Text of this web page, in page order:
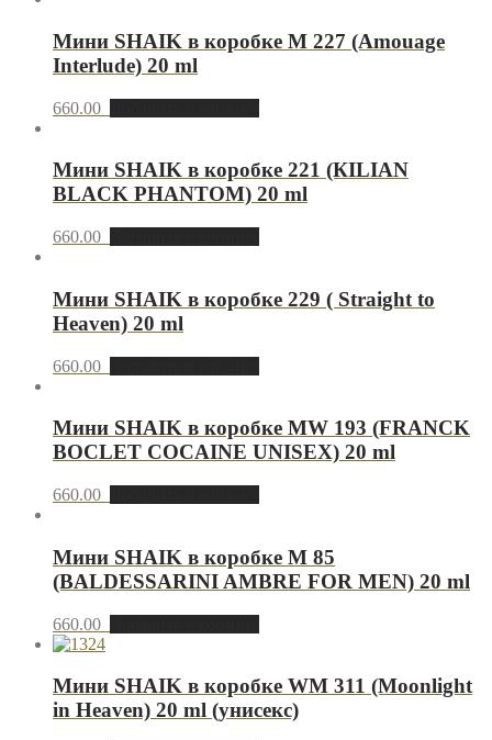
Мини SHAIK в коробке M 227 (Amouage
Interlude) 20 ml
660.00
Мини SHAIK в коробке 221 (КILIAN
BLACK PHANTOM) 20 ml
660.00
Мини SHAIK в коробке 229 ( Straight to
Heaven) 20 ml
660.00
Мини SHAIK в коробке MW 193 (FRANCK
BOCLET COCAINE UNISEX) 20 ml
660.00
Мини SHAIK в коробке M 85
(BALDESSARINI AMBRE FOR MEN) 20 ml
660.00
Мини SHAIK в коробке WM 311 (Moonlight
in Heaven) 20 ml (унисекс)